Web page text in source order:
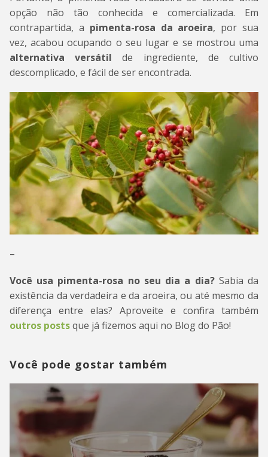
opção não tão conhecida e comercializada. Em
contrapartida, a pimenta-rosa da aroeira, por sua
vez, acabou ocupando o seu lugar e se mostrou uma
alternativa versátil de ingrediente, de cultivo
descomplicado, e fácil de ser encontrada.
–
Você usa pimenta-rosa no seu dia a dia?Sabia da
existência da verdadeira e da aroeira, ou até mesmo da
diferença entre elas? Aproveite e confira também
outros postsque já fizemos aqui no Blog do Pão!
Você pode gostar também